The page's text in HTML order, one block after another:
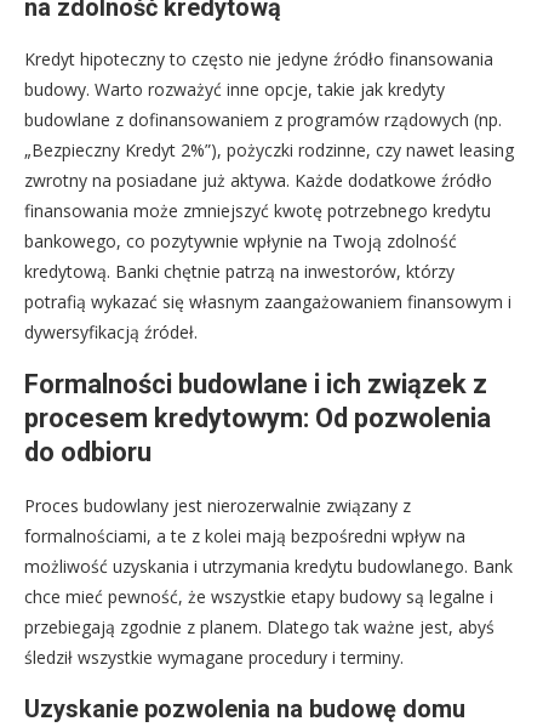
na zdolność kredytową
Kredyt hipoteczny to często nie jedyne źródło finansowania
budowy. Warto rozważyć inne opcje, takie jak kredyty
budowlane z dofinansowaniem z programów rządowych (np.
„Bezpieczny Kredyt 2%”), pożyczki rodzinne, czy nawet leasing
zwrotny na posiadane już aktywa. Każde dodatkowe źródło
finansowania może zmniejszyć kwotę potrzebnego kredytu
bankowego, co pozytywnie wpłynie na Twoją zdolność
kredytową. Banki chętnie patrzą na inwestorów, którzy
potrafią wykazać się własnym zaangażowaniem finansowym i
dywersyfikacją źródeł.
Formalności budowlane i ich związek z
procesem kredytowym: Od pozwolenia
do odbioru
Proces budowlany jest nierozerwalnie związany z
formalnościami, a te z kolei mają bezpośredni wpływ na
możliwość uzyskania i utrzymania kredytu budowlanego. Bank
chce mieć pewność, że wszystkie etapy budowy są legalne i
przebiegają zgodnie z planem. Dlatego tak ważne jest, abyś
śledził wszystkie wymagane procedury i terminy.
Uzyskanie pozwolenia na budowę domu